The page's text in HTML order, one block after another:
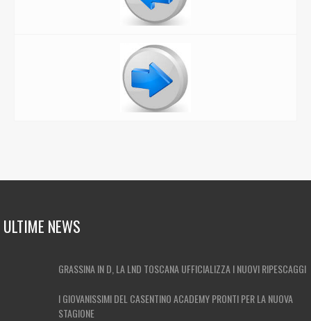
ULTIME NEWS
GRASSINA IN D, LA LND TOSCANA UFFICIALIZZA I NUOVI RIPESCAGGI
I GIOVANISSIMI DEL CASENTINO ACADEMY PRONTI PER LA NUOVA
STAGIONE